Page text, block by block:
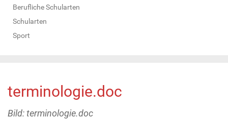
Berufliche Schularten
Schularten
Sport
terminologie.doc
Bild: terminologie.doc